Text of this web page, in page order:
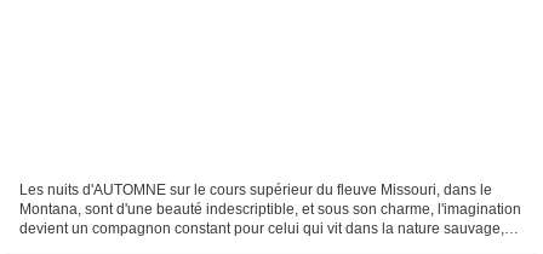
Les nuits d'AUTOMNE sur le cours supérieur du fleuve Missouri, dans le
Montana, sont d'une beauté indescriptible, et sous son charme, l'imagination
devient un compagnon constant pour celui qui vit dans la nature sauvage,